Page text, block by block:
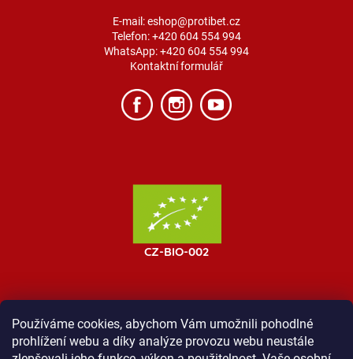
Používáme cookies, abychom Vám umožnili pohodlné
prohlížení webu a díky analýze provozu webu neustále
E-mail:eshop@protibet.cz
Telefon:+420 604 554 994
WhatsApp:+420 604 554 994
Kontaktní formulář
MOST ProTibet Vše o nákupu
Obchodní podmínky